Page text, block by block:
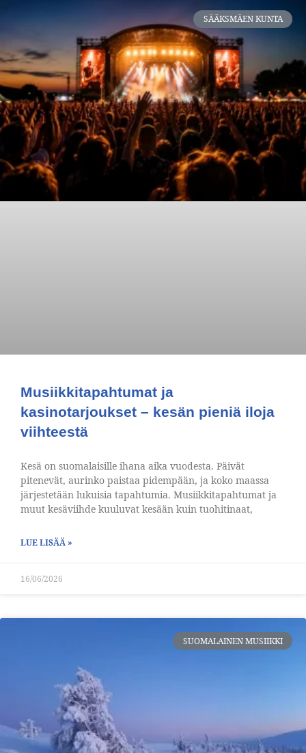
SÄÄKSMÄEN KUNTA
Musiikkitapahtumat ja
kasinotarjoukset – kesän pieniä iloja
viihteestä
Kesä on suomalaisille ihana aika vuodesta. Päivät
pitenevät, aurinko paistaa pidempään, ja koko maassa
järjestetään lukuisia tapahtumia. Musiikkitapahtumat ja
muut kesäviihde kuuluvat kesään kuin tuohitinaat,
LUE LISÄÄ »
16/06/2026
SUOMALAINEN MUSIIKKI